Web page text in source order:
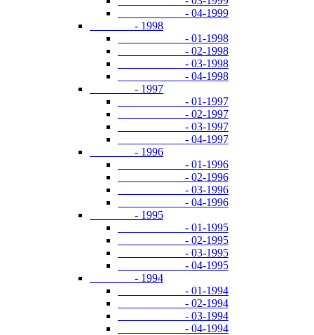
- 04-1999
- 1998
- 01-1998
- 02-1998
- 03-1998
- 04-1998
- 1997
- 01-1997
- 02-1997
- 03-1997
- 04-1997
- 1996
- 01-1996
- 02-1996
- 03-1996
- 04-1996
- 1995
- 01-1995
- 02-1995
- 03-1995
- 04-1995
- 1994
- 01-1994
- 02-1994
- 03-1994
- 04-1994